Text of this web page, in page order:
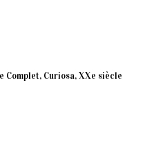
Complet, Curiosa,XXe siècle